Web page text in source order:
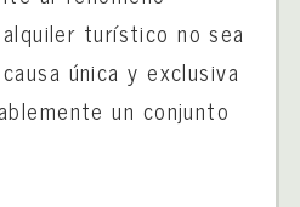
turístico no sea
única y exclusiva
un conjunto